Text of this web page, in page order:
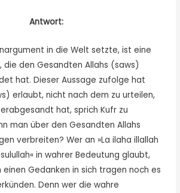
Antwort:
in die Welt setzte, ist eine
die den Gesandten Allahs (saws)
hat. Dieser Aussage zufolge hat
erlaubt, nicht nach dem zu urteilen,
hat, sprich Kufr zu
man über den Gesandten Allahs
verbreiten? Wer an »La ilaha illallah
in wahrer Bedeutung glaubt,
einen Gedanken in sich tragen noch es
Denn wer die wahre